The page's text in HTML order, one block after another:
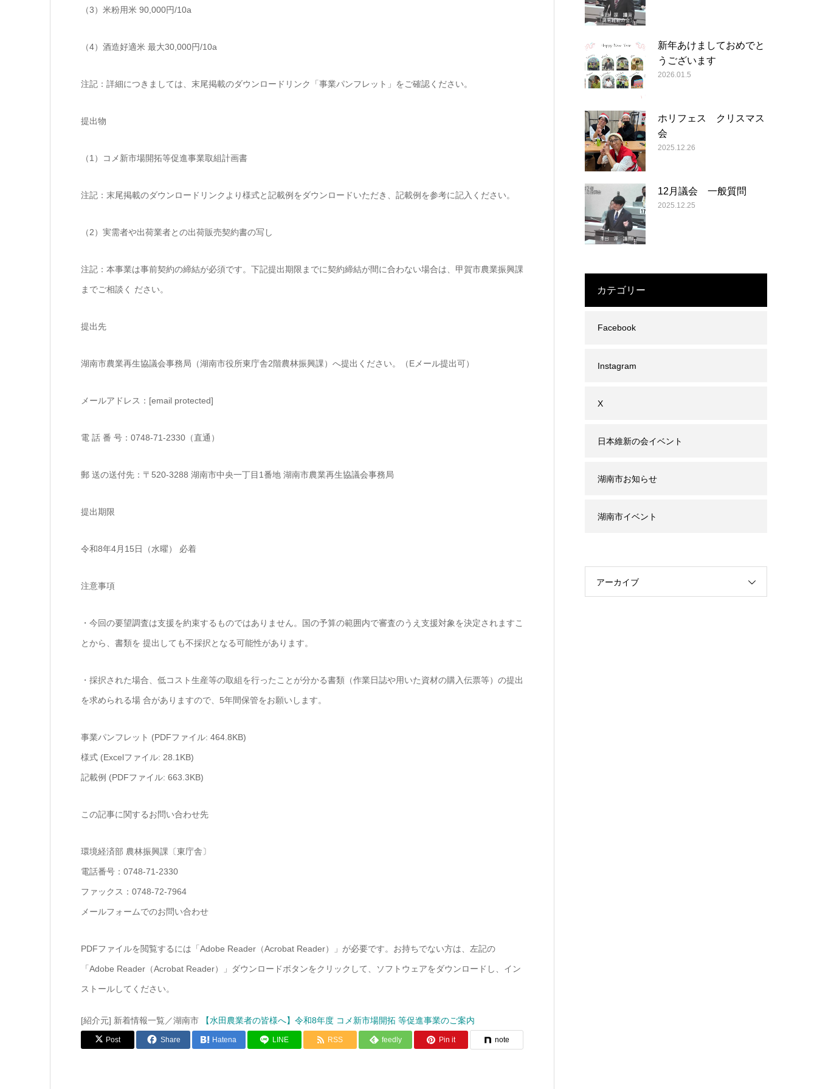
（3）米粉用米 90,000円/10a
（4）酒造好適米 最大30,000円/10a
注記：詳細につきましては、末尾掲載のダウンロードリンク「事業パンフレット」をご確認ください。
提出物
（1）コメ新市場開拓等促進事業取組計画書
注記：末尾掲載のダウンロードリンクより様式と記載例をダウンロードいただき、記載例を参考に記入ください。
（2）実需者や出荷業者との出荷販売契約書の写し
注記：本事業は事前契約の締結が必須です。下記提出期限までに契約締結が間に合わない場合は、甲賀市農業振興課
までご相談く ださい。
提出先
湖南市農業再生協議会事務局（湖南市役所東庁舎2階農林振興課）へ提出ください。（Eメール提出可）
メールアドレス：[email protected]
電 話 番 号：0748-71-2330（直通）
郵 送の送付先：〒520-3288 湖南市中央一丁目1番地 湖南市農業再生協議会事務局
提出期限
令和8年4月15日（水曜） 必着
注意事項
・今回の要望調査は支援を約束するものではありません。国の予算の範囲内で審査のうえ支援対象を決定されますこ
とから、書類を 提出しても不採択となる可能性があります。
・採択された場合、低コスト生産等の取組を行ったことが分かる書類（作業日誌や用いた資材の購入伝票等）の提出
を求められる場 合がありますので、5年間保管をお願いします。
事業パンフレット (PDFファイル: 464.8KB)
様式 (Excelファイル: 28.1KB)
記載例 (PDFファイル: 663.3KB)
この記事に関するお問い合わせ先
環境経済部 農林振興課〔東庁舎〕
電話番号：0748-71-2330
ファックス：0748-72-7964
メールフォームでのお問い合わせ
PDFファイルを閲覧するには「Adobe Reader（Acrobat Reader）」が必要です。お持ちでない方は、左記の
「Adobe Reader（Acrobat Reader）」ダウンロードボタンをクリックして、ソフトウェアをダウンロードし、イン
ストールしてください。
[紹介元] 新着情報一覧／湖南市 【水田農業者の皆様へ】令和8年度 コメ新市場開拓 等促進事業のご案内
Post Share Hatena LINE RSS feedly Pin it note
新年あけましておめでと
うございます
2026.01.5
ホリフェス クリスマス
会
2025.12.26
12月議会 一般質問
2025.12.25
カテゴリー
Facebook
Instagram
X
日本維新の会イベント
湖南市お知らせ
湖南市イベント
アーカイブ